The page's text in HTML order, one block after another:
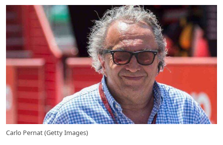
Carlo Pernat (Getty Images)